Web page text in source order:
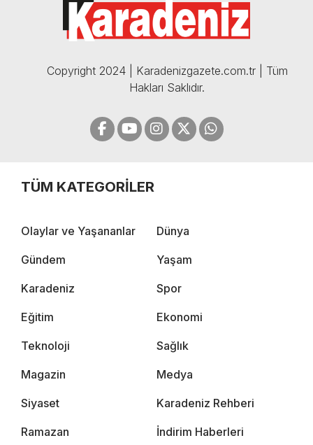
05.12.2024
Copyright 2024 | Karadenizgazete.com.tr | Tüm
Hakları Saklıdır.
TÜM KATEGORİLER
Olaylar ve Yaşananlar Dünya
Gündem Yaşam
Karadeniz Spor
Eğitim Ekonomi
Teknoloji Sağlık
Magazin Medya
Siyaset Karadeniz Rehberi
Ramazan İndirim Haberleri